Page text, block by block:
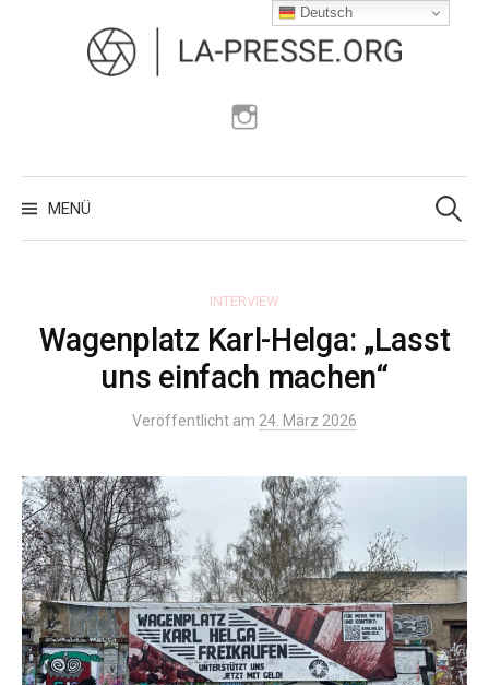
überspringen
MENÜ
Suchen
nach:
INTERVIEW
Wagenplatz Karl-Helga: „Lasst
uns einfach machen“
Veröffentlicht am 24. März 2026
Deutsch